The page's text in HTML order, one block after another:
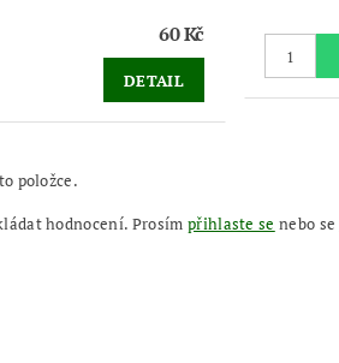
60 Kč
DETAIL
položce.
hodnocení. Prosím přihlaste se nebo se